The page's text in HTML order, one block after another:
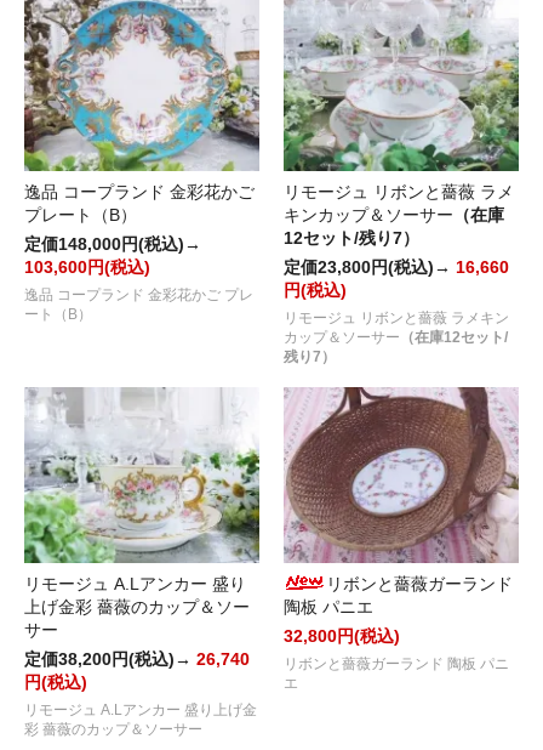
逸品 コープランド 金彩花かご
プレート（B）
定価148,000円(税込)→
103,600円(税込)
逸品 コープランド 金彩花かご プレ
ート（B）
リモージュ リボンと薔薇 ラメ
キンカップ＆ソーサー （在庫
12セット/残り7）
定価23,800円(税込)→ 16,660
円(税込)
リモージュ リボンと薔薇 ラメキン
カップ＆ソーサー （在庫12セット/
残り7）
リモージュ A.Lアンカー 盛り
上げ金彩 薔薇のカップ＆ソー
サー
定価38,200円(税込)→ 26,740
円(税込)
リモージュ A.Lアンカー 盛り上げ金
彩 薔薇のカップ＆ソーサー
リボンと薔薇ガーランド
陶板 パニエ
32,800円(税込)
リボンと薔薇ガーランド 陶板 パニ
エ